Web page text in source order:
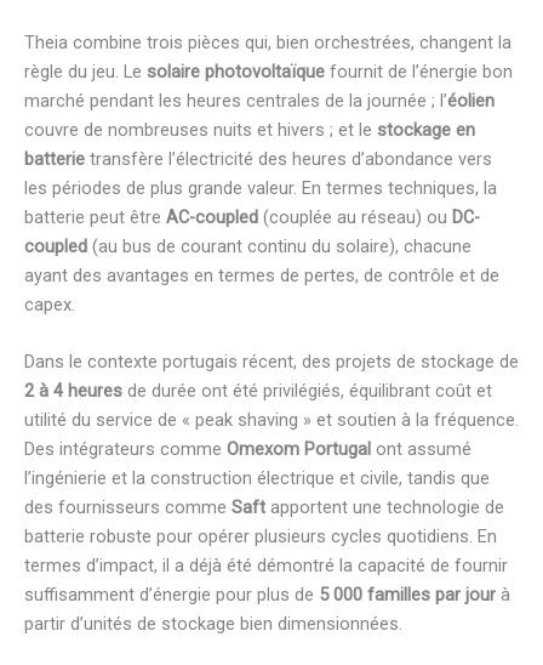
Theia combine trois pièces qui, bien orchestrées, changent la
règle du jeu. Le solaire photovoltaïque fournit de l’énergie bon
marché pendant les heures centrales de la journée ; l’éolien
couvre de nombreuses nuits et hivers ; et le stockage en
batterie transfère l’électricité des heures d’abondance vers
les périodes de plus grande valeur. En termes techniques, la
batterie peut être AC-coupled (couplée au réseau) ou DC-
coupled (au bus de courant continu du solaire), chacune
ayant des avantages en termes de pertes, de contrôle et de
capex.
Dans le contexte portugais récent, des projets de stockage de
2 à 4 heures de durée ont été privilégiés, équilibrant coût et
utilité du service de « peak shaving » et soutien à la fréquence.
Des intégrateurs comme Omexom Portugal ont assumé
l’ingénierie et la construction électrique et civile, tandis que
des fournisseurs comme Saft apportent une technologie de
batterie robuste pour opérer plusieurs cycles quotidiens. En
termes d’impact, il a déjà été démontré la capacité de fournir
suffisamment d’énergie pour plus de 5 000 familles par jour à
partir d’unités de stockage bien dimensionnées.